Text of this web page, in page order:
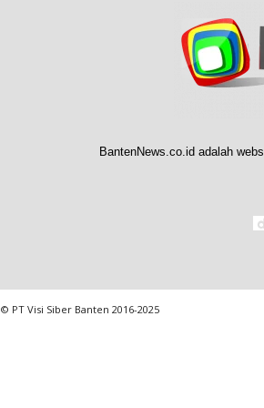
BantenNews.co.id adalah
© PT Visi Siber Banten 2016-2025